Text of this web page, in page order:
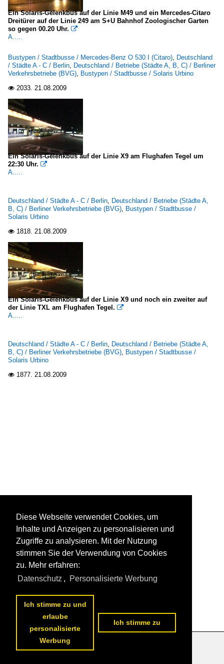
Ein Solaris-Gelenkbus auf der Linie M49 und ein Mercedes-Citaro
Dreitürer auf der Linie 249 am S+U Bahnhof Zoologischer Garten
so gegen 00.20 Uhr. 
A.....
Bustypen / Stadtbusse / Mercedes-Benz O 530 I (Citaro), Deutschland
/ Städte A - C / Berlin, Deutschland / Betriebe (Städte A, B, C) / Berliner
Verkehrsbetriebe (BVG), Bustypen / Stadtbusse / Solaris Urbino
 2033. 21.08.2009
Ein Solaris-Gelenkbus auf der Linie X9 am Flughafen Tegel um
22:30 Uhr. 
A.....
Deutschland / Städte A - C / Berlin, Deutschland / Betriebe (Städte A,
B, C) / Berliner Verkehrsbetriebe (BVG), Bustypen / Stadtbusse /
Solaris Urbino
 1818. 21.08.2009
Ein Solaris-Gelenkbus auf der Linie X9 und noch ein zweiter auf
der Linie TXL am Flughafen Tegel. 
A.....
Deutschland / Städte A - C / Berlin, Deutschland / Betriebe (Städte A,
B, C) / Berliner Verkehrsbetriebe (BVG), Bustypen / Stadtbusse /
Solaris Urbino
 1877. 21.08.2009
Datenschutzerklärung
Diese Webseite verwendet Cookies, um
Inhalte und Anzeigen zu personalisieren und
Zugriffe zu analysieren. Mit der Nutzung
stimmen Sie der Verwendung von Cookies
zu. Mehr erfahren:
Datenschutz , Personalisierte Werbung
Ich stimme zu und
erlaube
personalisierte
Werbung
Ich stimme zu